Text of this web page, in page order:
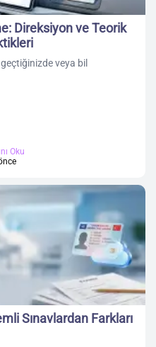
Direksiyon ve Teorik
geçtiğinizde veya bil
Oku
Sınavlardan Farkları